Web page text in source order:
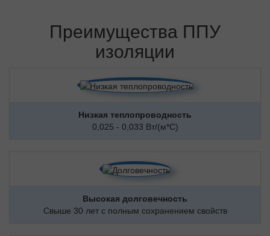
Преимущества ППУ
изоляции
Низкая теплопроводность
0,025 - 0,033 Вт/(м*С)
Высокая долговечность
Свыше 30 лет с полным сохранением свойств